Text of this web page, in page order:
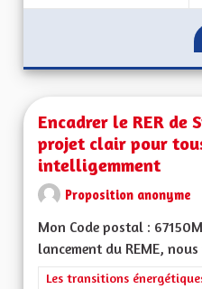
Encadrer le RER de
projet clair pour
intelligemment
Proposition anonyme
Mon Code postal :
lancement du REME,
Filtrer les résultats de la
Les transitions